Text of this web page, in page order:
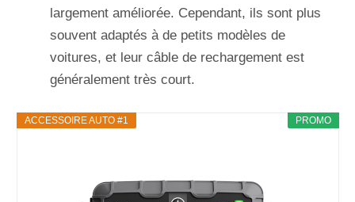
largement améliorée. Cependant, ils sont plus
souvent adaptés à de petits modèles de
voitures, et leur câble de rechargement est
généralement très court.
PROMO
ACCESSOIRE AUTO #1